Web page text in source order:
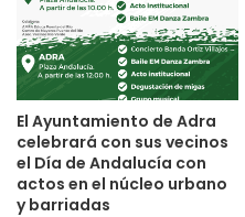
El Ayuntamiento de Adra
celebrará con sus vecinos
el Día de Andalucía con
actos en el núcleo urbano
y barriadas